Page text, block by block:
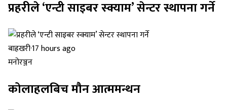
प्रहरीले ‘एन्टी साइबर स्क्याम’ सेन्टर स्थापना गर्ने
बाह्रखरी·17 hours ago
मनोरञ्जन
कोलाहलबिच मौन आत्ममन्थन